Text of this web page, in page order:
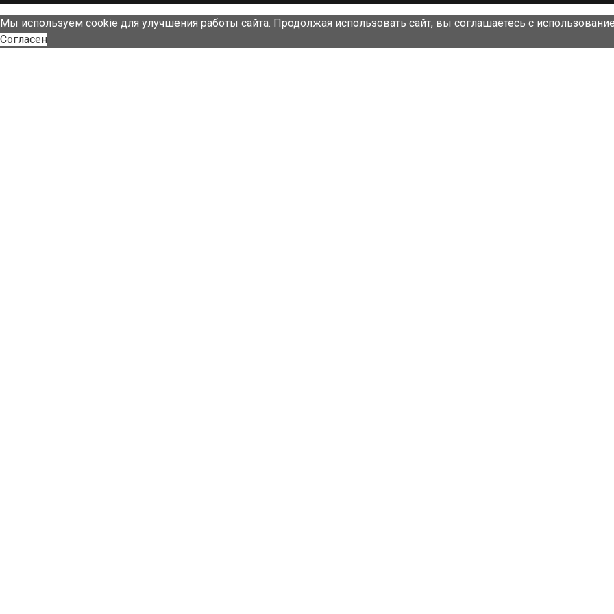
Мы используем cookie для улучшения работы сайта. Продолжая использовать сайт, вы соглашаетесь с
Согласен